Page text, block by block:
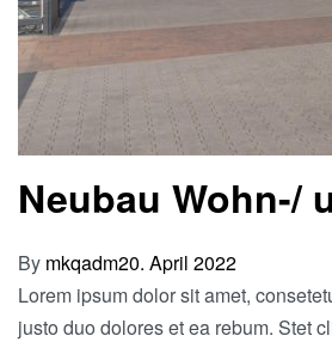
Neubau Wohn-/
By mkqadm20. April 2022
Lorem ipsum dolor sit amet,
justo duo dolores et ea rebum. Stet